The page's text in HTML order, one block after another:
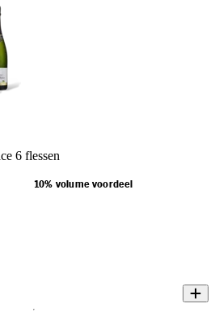
6 flessen
10% volume voordeel